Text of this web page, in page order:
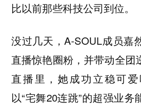
比以前那些科技公司到位。
没过几天，A-SOUL成员嘉
直播惊艳圈粉，并带动全团
直播里，她成功立稳可
以“宅舞20连跳”的超强业务